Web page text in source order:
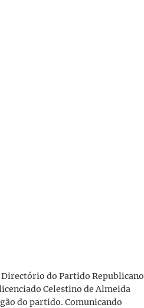
Directório do Partido Republicano
Celestino de Almeida
do partido. Comunicando